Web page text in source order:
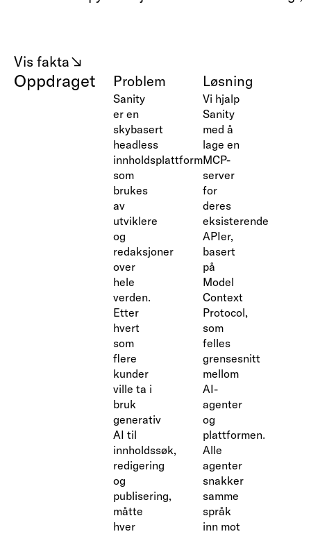
Vis fakta
Oppdraget Problem
Sanity
er en
skybasert
headless
innholdsplattform
som
brukes
av
utviklere
og
redaksjoner
over
hele
verden.
Etter
hvert
som
flere
kunder
ville ta i
bruk
generativ
AI til
innholdssøk,
redigering
og
publisering,
måtte
hver
Løsning
Vi hjalp
Sanity
med å
lage en
MCP-
server
for
deres
eksisterende
APIer,
basert
på
Model
Context
Protocol,
som
felles
grensesnitt
mellom
AI-
agenter
og
plattformen.
Alle
agenter
snakker
samme
språk
inn mot